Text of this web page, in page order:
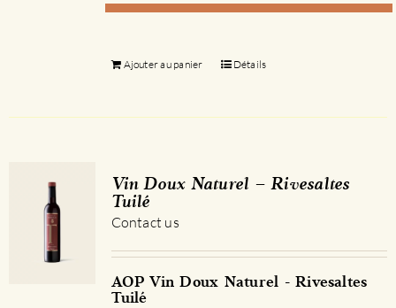
Ajouter au panier Détails
Vin Doux Naturel – Rivesaltes
Tuilé
Contact us
AOP Vin Doux Naturel - Rivesaltes
Tuilé